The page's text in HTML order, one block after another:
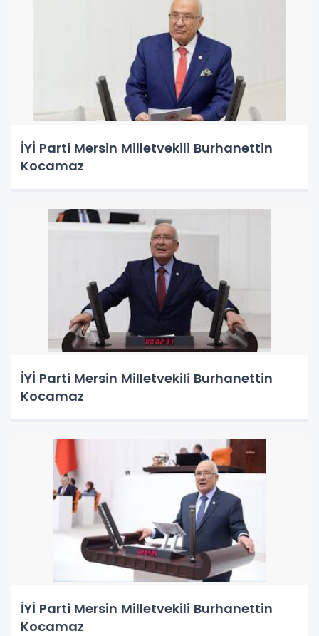
İYİ Parti Mersin Milletvekili Burhanettin
Kocamaz
İYİ Parti Mersin Milletvekili Burhanettin
Kocamaz
İYİ Parti Mersin Milletvekili Burhanettin
Kocamaz